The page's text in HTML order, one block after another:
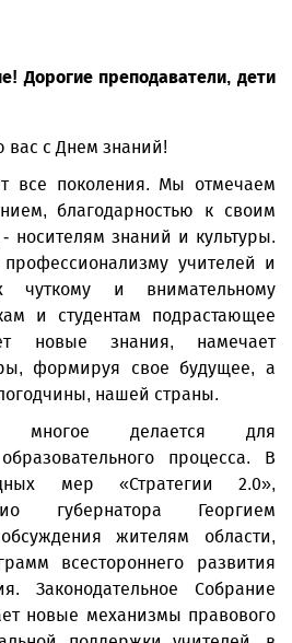
Дорогие преподаватели, дети
вас с Днем знаний!
все поколения. Мы отмечаем
благодарностью к своим
носителям знаний и культуры.
учителей и
чуткому и внимательному
и студентам подрастающее
новые знания, намечает
формируя свое будущее, а
нашей страны.
многое делается для
процесса. В
мер «Стратегии 2.0»,
губернатора Георгием
жителям области,
всестороннего развития
Законодательное Собрание
новые механизмы правового